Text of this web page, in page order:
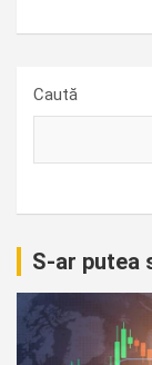
Caută
S-ar putea